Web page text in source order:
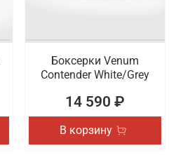
Боксерки Venum
Contender White/Grey
14 590 ₽
В корзину